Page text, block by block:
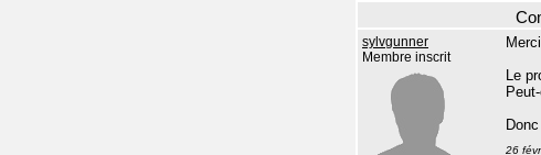
sylvgunner
Membre inscrit
Le
26